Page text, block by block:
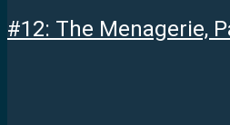
#12: The Menagerie,